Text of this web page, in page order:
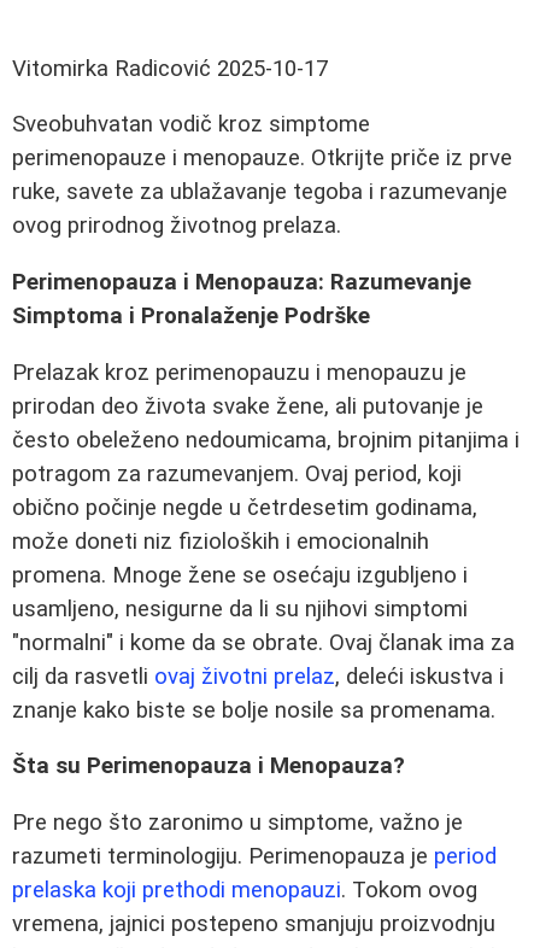
Vitomirka Radicović 2025-10-17
Sveobuhvatan vodič kroz simptome
perimenopauze i menopauze. Otkrijte priče iz prve
ruke, savete za ublažavanje tegoba i razumevanje
ovog prirodnog životnog prelaza.
Perimenopauza i Menopauza: Razumevanje
Simptoma i Pronalaženje Podrške
Prelazak kroz perimenopauzu i menopauzu je
prirodan deo života svake žene, ali putovanje je
često obeleženo nedoumicama, brojnim pitanjima i
potragom za razumevanjem. Ovaj period, koji
obično počinje negde u četrdesetim godinama,
može doneti niz fizioloških i emocionalnih
promena. Mnoge žene se osećaju izgubljeno i
usamljeno, nesigurne da li su njihovi simptomi
"normalni" i kome da se obrate. Ovaj članak ima za
cilj da rasvetli ovaj životni prelaz, deleći iskustva i
znanje kako biste se bolje nosile sa promenama.
Šta su Perimenopauza i Menopauza?
Pre nego što zaronimo u simptome, važno je
razumeti terminologiju. Perimenopauza je period
prelaska koji prethodi menopauzi. Tokom ovog
vremena, jajnici postepeno smanjuju proizvodnju